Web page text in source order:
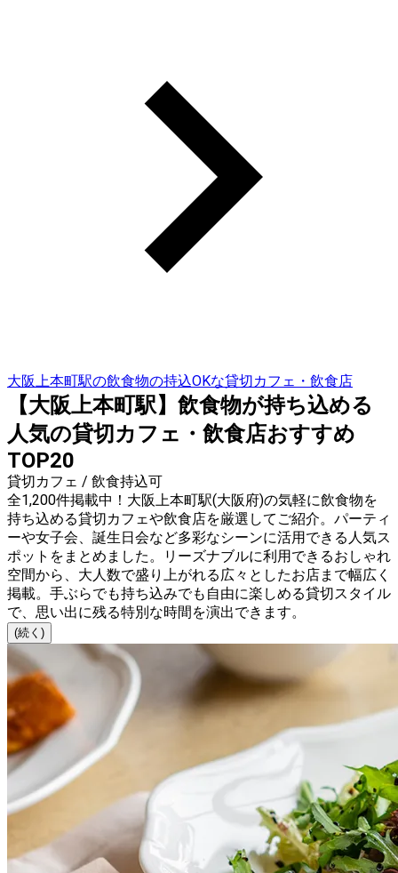
大阪上本町駅の飲食物の持込OKな貸切カフェ・飲食店
【大阪上本町駅】飲食物が持ち込める
人気の貸切カフェ・飲食店おすすめ
TOP20
貸切カフェ / 飲食持込可
全1,200件掲載中！大阪上本町駅(大阪府)の気軽に飲食物を
持ち込める貸切カフェや飲食店を厳選してご紹介。パーティ
ーや女子会、誕生日会など多彩なシーンに活用できる人気ス
ポットをまとめました。リーズナブルに利用できるおしゃれ
空間から、大人数で盛り上がれる広々としたお店まで幅広く
掲載。手ぶらでも持ち込みでも自由に楽しめる貸切スタイル
で、思い出に残る特別な時間を演出できます。
(続く)